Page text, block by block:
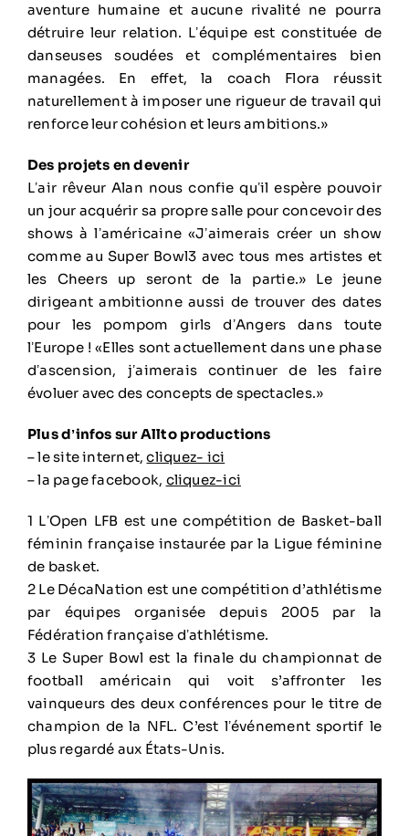
aventure humaine et aucune rivalité ne pourra
détruire leur relation. Lʼéquipe est constituée de
danseuses soudées et complémentaires bien
managées. En effet, la coach Flora réussit
naturellement à imposer une rigueur de travail qui
renforce leur cohésion et leurs ambitions.»
Des projets en devenir
Lʼair rêveur Alan nous confie quʼil espère pouvoir
un jour acquérir sa propre salle pour concevoir des
shows à lʼaméricaine «Jʼaimerais créer un show
comme au Super Bowl3 avec tous mes artistes et
les Cheers up seront de la partie.» Le jeune
dirigeant ambitionne aussi de trouver des dates
pour les pompom girls dʼAngers dans toute
lʼEurope ! «Elles sont actuellement dans une phase
dʼascension, jʼaimerais continuer de les faire
évoluer avec des concepts de spectacles.»
Plus dʼinfos sur Allto productions
– le site internet,cliquez- ici
– la page facebook, cliquez-ici
1 LʼOpen LFB est une compétition de Basket-ball
féminin française instaurée par la Ligue féminine
de basket.
2 Le DécaNation est une compétition d’athlétisme
par équipes organisée depuis 2005 par la
Fédération française dʼathlétisme.
3 Le Super Bowl est la finale du championnat de
football américain qui voit s’affronter les
vainqueurs des deux conférences pour le titre de
champion de la NFL. C’est lʼévénement sportif le
plus regardé aux États-Unis.